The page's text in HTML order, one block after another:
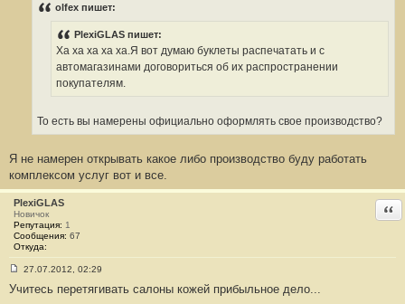
olfex пишет:
PlexiGLAS пишет:
Ха ха ха ха ха.Я вот думаю буклеты распечатать и с
автомагазинами договориться об их распространении
покупателям.
То есть вы намерены официально оформлять свое производство?
Я не намерен открывать какое либо производство буду работать
комплексом услуг вот и все.
PlexiGLAS
Новичок
Репутация: 1
Сообщения: 67
Откуда:
о
27.07.2012, 02:29
Учитесь перетягивать салоны кожей прибыльное дело...